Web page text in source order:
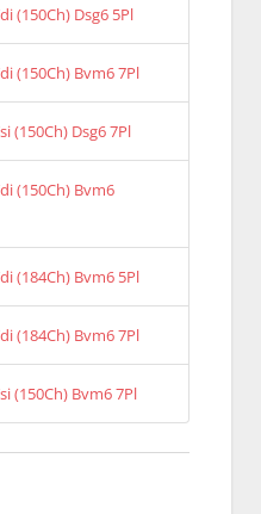
(150Ch) Dsg6 5Pl
(150Ch) Bvm6 7Pl
(150Ch) Dsg6 7Pl
(150Ch) Bvm6
(184Ch) Bvm6 5Pl
(184Ch) Bvm6 7Pl
(150Ch) Bvm6 7Pl